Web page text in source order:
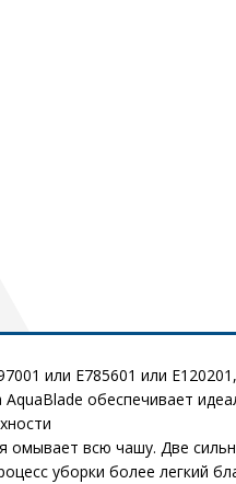
или E785601 или
обеспечивает
всю чашу. Две
уборки более легкий